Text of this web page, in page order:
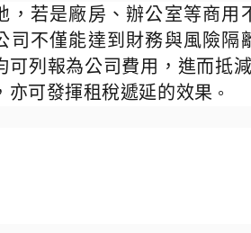
，若是廠房、辦公室等商
司不僅能達到財務與風險
可列報為公司費用，進而抵
亦可發揮租稅遞延的效果 。